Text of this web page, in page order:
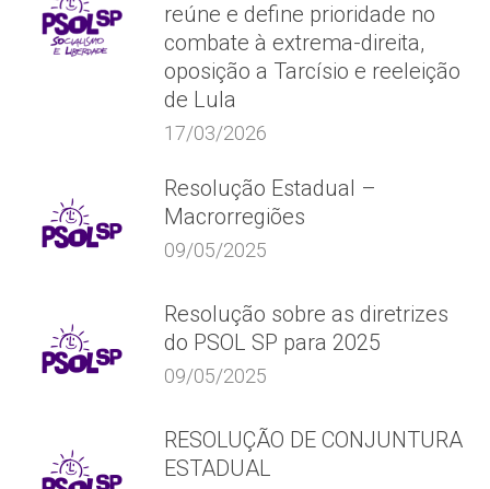
reúne e define prioridade no
combate à extrema-direita,
oposição a Tarcísio e reeleição
de Lula
17/03/2026
Resolução Estadual –
Macrorregiões
09/05/2025
Resolução sobre as diretrizes
do PSOL SP para 2025
09/05/2025
RESOLUÇÃO DE CONJUNTURA
ESTADUAL